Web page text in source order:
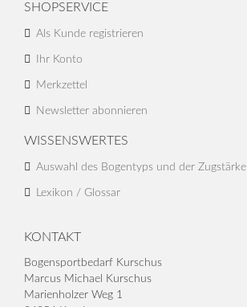
SHOPSERVICE
Als Kunde registrieren
Ihr Konto
Merkzettel
Newsletter abonnieren
WISSENSWERTES
Auswahl des Bogentyps und der Zugstärke
Lexikon / Glossar
KONTAKT
Bogensportbedarf Kurschus
Marcus Michael Kurschus
Marienholzer Weg 1